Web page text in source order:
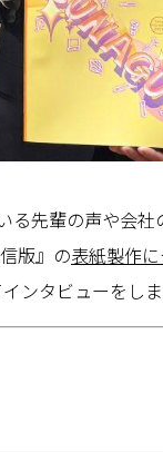
る先輩の声や会社
版』の表紙製作
ンタビューをしま